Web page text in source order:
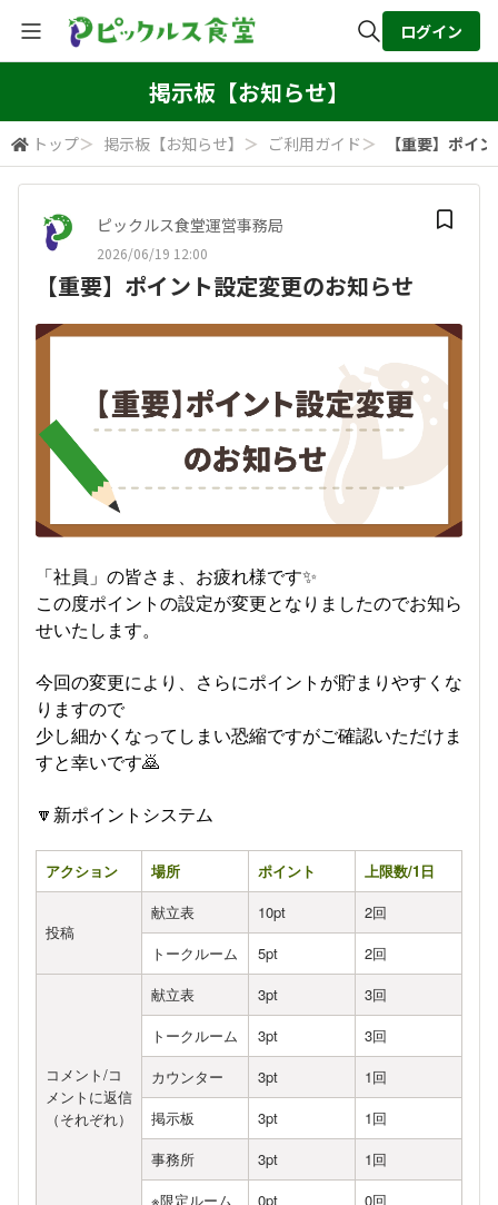
検索
ログイン
掲示板【お知らせ】
トップ＞ 掲示板【お知らせ】 ＞ ご利用ガイド ＞ 【重要】ポイ
ピックルス食堂運営事務局
2026/06/19 12:00
【重要】ポイント設定変更のお知らせ
「社員」の皆さま、お疲れ様です✨
この度ポイントの設定が変更となりましたのでお知ら
せいたします。
今回の変更により、さらにポイントが貯まりやすくな
りますので
少し細かくなってしまい恐縮ですがご確認いただけま
すと幸いです🙇
🔽新ポイントシステム
アクション 場所 ポイント 上限数/1日
投稿
献立表 10pt
2回
トークルーム
5pt 2回
コメント/コ
メントに返信
（それぞれ）
献立表 3pt 3回
トークルーム
3pt
3回
カウンター
3pt 1回
掲示板
3pt
1回
事務所
3pt 1回
※限定ルーム
0pt 0回